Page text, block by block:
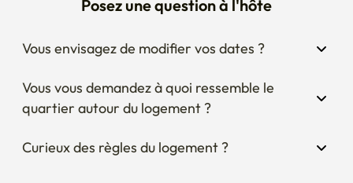
Vous envisagez de modifier vos dates ?
Vous vous demandez à quoi ressemble le
Curieux des règles du logement ?